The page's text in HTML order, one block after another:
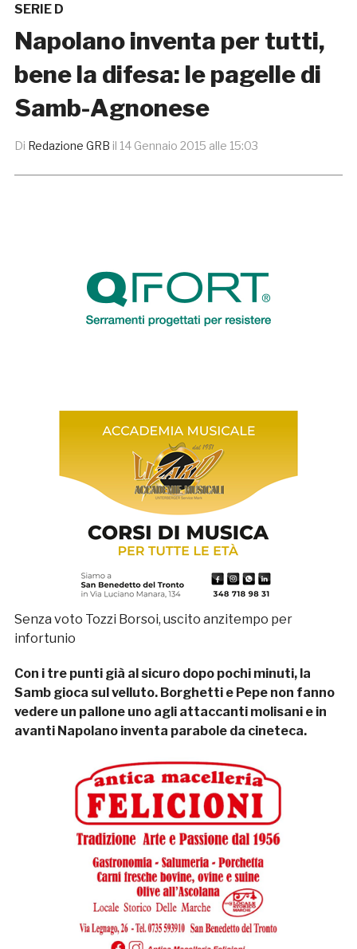
SERIE D
Napolano inventa per tutti,
bene la difesa: le pagelle di
Samb-Agnonese
Di Redazione GRB il 14 Gennaio 2015 alle 15:03
Senza voto Tozzi Borsoi, uscito anzitempo per
infortunio
Con i tre punti già al sicuro dopo pochi minuti, la
Samb gioca sul velluto. Borghetti e Pepe non fanno
vedere un pallone uno agli attaccanti molisani e in
avanti Napolano inventa parabole da cineteca.